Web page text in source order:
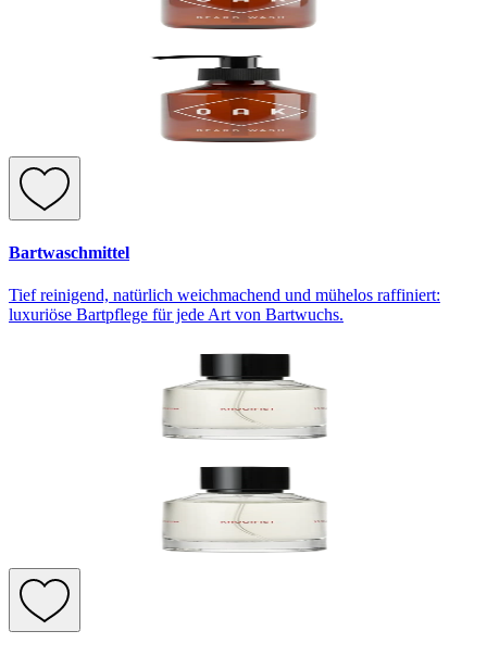
Bartwaschmittel
Tief reinigend, natürlich weichmachend und mühelos raffiniert:
luxuriöse Bartpflege für jede Art von Bartwuchs.